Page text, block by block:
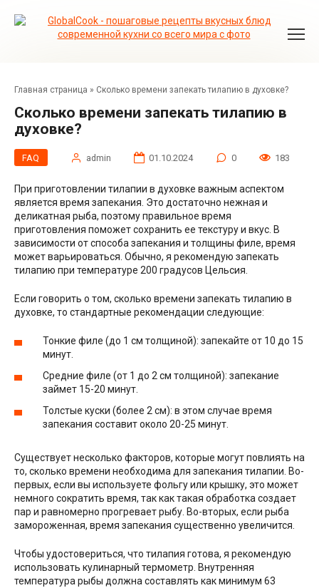
Главная страница » Сколько времени запекать тилапию в духовке?
Сколько времени запекать тилапию в
духовке?
FAQ admin 01.10.2024 0 183
При приготовлении тилапии в духовке важным аспектом
является время запекания. Это достаточно нежная и
деликатная рыба, поэтому правильное время
приготовления поможет сохранить ее текстуру и вкус. В
зависимости от способа запекания и толщины филе, время
может варьироваться. Обычно, я рекомендую запекать
тилапию при температуре 200 градусов Цельсия.
Если говорить о том, сколько времени запекать тилапию в
духовке, то стандартные рекомендации следующие:
Тонкие филе (до 1 см толщиной): запекайте от 10 до 15
минут.
Средние филе (от 1 до 2 см толщиной): запекание
займет 15-20 минут.
Толстые куски (более 2 см): в этом случае время
запекания составит около 20-25 минут.
Существует несколько факторов, которые могут повлиять на
то, сколько времени необходима для запекания тилапии. Во-
первых, если вы используете фольгу или крышку, это может
немного сократить время, так как такая обработка создает
пар и равномерно прогревает рыбу. Во-вторых, если рыба
замороженная, время запекания существенно увеличится.
Чтобы удостовериться, что тилапия готова, я рекомендую
использовать кулинарный термометр. Внутренняя
температура рыбы должна составлять как минимум 63